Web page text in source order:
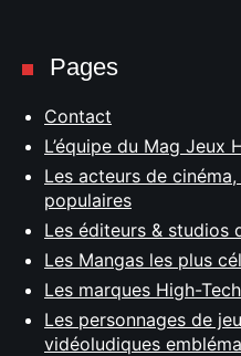
Pages
Contact
L’équipe du Mag Jeux
Les acteurs de
populaires
Les éditeurs & studios
Les Mangas les plus
Les marques High-
Les personnages de
vidéoludiques